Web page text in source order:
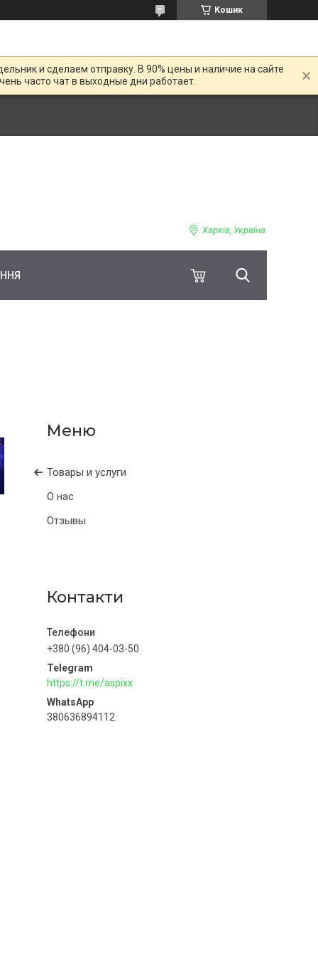
Кошик
и сделаем отправку. В 90% цены и наличие на сайте
часто чат в выходные дни работает.
Харків, Україна
Товары и услуги
О нас
Отзывы
Контакти
+380 (96) 404-03-50
https://t.me/aspixx
380636894112